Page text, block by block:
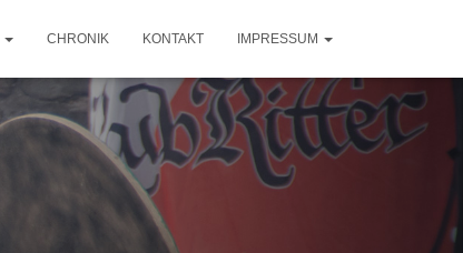
CHRONIK KONTAKT IMPRESSUM